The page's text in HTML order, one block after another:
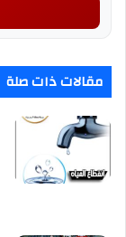
مقالات ذات صلة